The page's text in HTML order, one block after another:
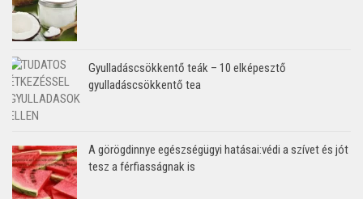
Gyulladáscsökkentő teák – 10 elképesztő
gyulladáscsökkentő tea
A görögdinnye egészségügyi hatásai:védi a szívet és jót
tesz a férfiasságnak is